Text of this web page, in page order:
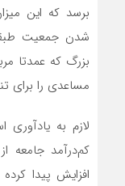
برسد که این
شدن جمعیت
مساعدی را برای
لازم به
افزایش پیدا